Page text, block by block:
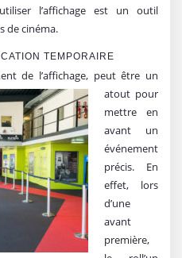
l’affichage est un outil
de cinéma.
TEMPORAIRE
de l’affichage, peut être un
atout pour
mettre en
avant un
événement
précis. En
effet, lors
d’une
avant
première,